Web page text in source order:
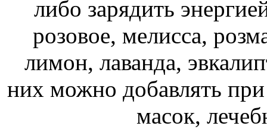
либо зарядить
розовое, мелисса,
лимон, лаванда,
них можно добавлять
масок,